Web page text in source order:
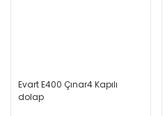
Evart E400 Çınar4 Kapılı
dolap